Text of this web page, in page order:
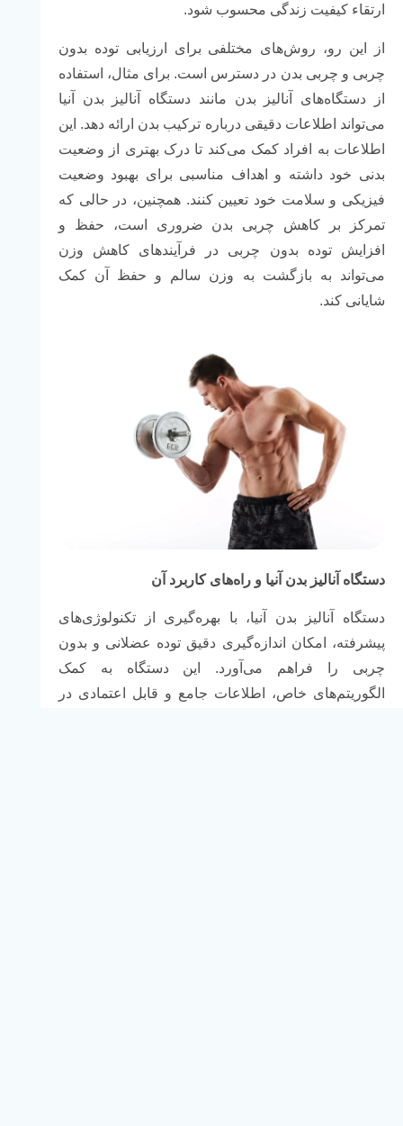
ارتقاء کیفیت زندگی محسوب شود.
از این رو، روش‌های مختلفی برای ارزیابی توده بدون
چربی و چربی بدن در دسترس است. برای مثال، استفاده
از دستگاه‌های آنالیز بدن مانند دستگاه آنالیز بدن آنیا
می‌تواند اطلاعات دقیقی درباره ترکیب بدن ارائه دهد. این
اطلاعات به افراد کمک می‌کند تا درک بهتری از وضعیت
بدنی خود داشته و اهداف مناسبی برای بهبود وضعیت
فیزیکی و سلامت خود تعیین کنند. همچنین، در حالی که
تمرکز بر کاهش چربی بدن ضروری است، حفظ و
افزایش توده بدون چربی در فرآیندهای کاهش وزن
می‌تواند به بازگشت به وزن سالم و حفظ آن کمک
شایانی کند.
دستگاه آنالیز بدن آنیا و راه‌های کاربرد آن
دستگاه آنالیز بدن آنیا، با بهره‌گیری از تکنولوژی‌های
پیشرفته، امکان اندازه‌گیری دقیق توده عضلانی و بدون
چربی را فراهم می‌آورد. این دستگاه به کمک
الگوریتم‌های خاص، اطلاعات جامع و قابل اعتمادی در